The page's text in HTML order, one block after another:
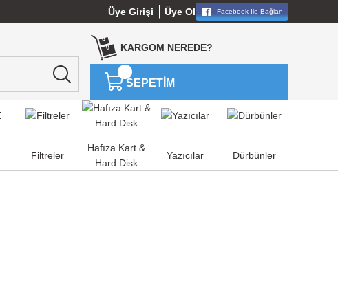
Üye Girişi Üye Ol Facebook İle Bağlan
KARGOM NEREDE?
SEPETİM
Filtreler
Hafıza Kart &
Hard Disk
Yazıcılar Dürbünler